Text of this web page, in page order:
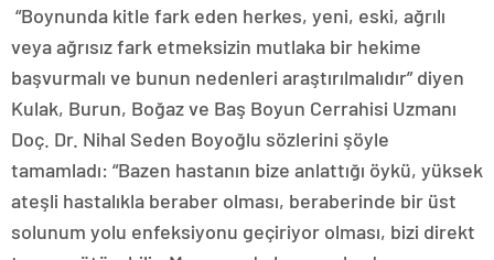
“Boynunda kitle fark eden herkes, yeni, eski, ağrılı
veya ağrısız fark etmeksizin mutlaka bir hekime
başvurmalı ve bunun nedenleri araştırılmalıdır” diyen
Kulak, Burun, Boğaz ve Baş Boyun Cerrahisi Uzmanı
Doç. Dr. Nihal Seden Boyoğlu sözlerini şöyle
tamamladı: “Bazen hastanın bize anlattığı öykü, yüksek
ateşli hastalıkla beraber olması, beraberinde bir üst
solunum yolu enfeksiyonu geçiriyor olması, bizi direkt